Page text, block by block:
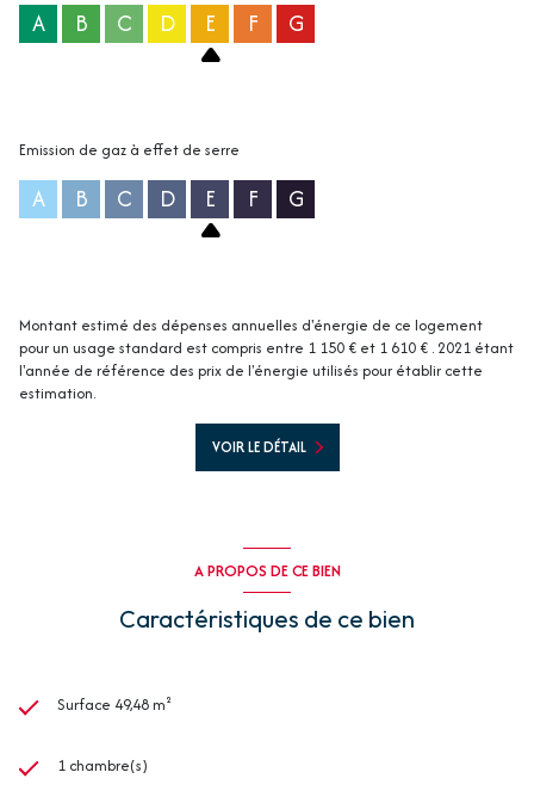
A B C D E F G
Emission de gaz à effet de serre
A B C D E F G
Montant estimé des dépenses annuelles d'énergie de ce logement
pour un usage standard est compris entre 1 150 € et 1 610 € . 2021 étant
l'année de référence des prix de l'énergie utilisés pour établir cette
estimation.
VOIR LE DÉTAIL
A PROPOS DE CE BIEN
Caractéristiques de ce bien
Surface 49,48 m²
1 chambre(s)